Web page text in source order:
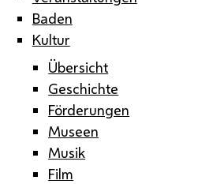
Baden
Kultur
Übersicht
Geschichte
Förderungen
Museen
Musik
Film